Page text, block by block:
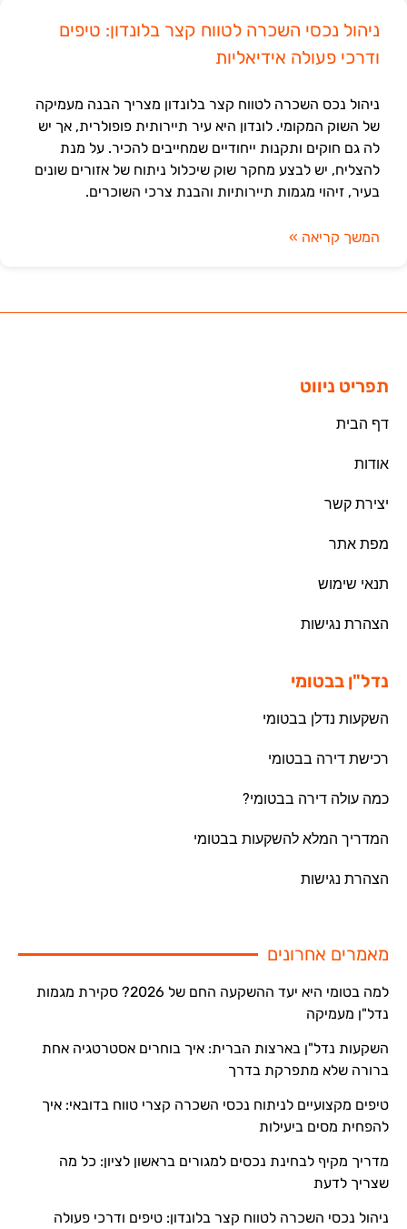
ניהול נכסי השכרה לטווח קצר בלונדון: טיפים
ודרכי פעולה אידיאליות
ניהול נכס השכרה לטווח קצר בלונדון מצריך הבנה מעמיקה
של השוק המקומי. לונדון היא עיר תיירותית פופולרית, אך יש
לה גם חוקים ותקנות ייחודיים שמחייבים להכיר. על מנת
להצליח, יש לבצע מחקר שוק שיכלול ניתוח של אזורים שונים
בעיר, זיהוי מגמות תיירותיות והבנת צרכי השוכרים.
המשך קריאה »
תפריט ניווט
דף הבית
אודות
יצירת קשר
מפת אתר
תנאי שימוש
הצהרת נגישות
נדל"ן בבטומי
השקעות נדלן בבטומי
רכישת דירה בבטומי
כמה עולה דירה בבטומי?
המדריך המלא להשקעות בבטומי
הצהרת נגישות
מאמרים אחרונים
למה בטומי היא יעד ההשקעה החם של 2026? סקירת מגמות
נדל"ן מעמיקה
השקעות נדל"ן בארצות הברית: איך בוחרים אסטרטגיה אחת
ברורה שלא מתפרקת בדרך
טיפים מקצועיים לניתוח נכסי השכרה קצרי טווח בדובאי: איך
להפחית מסים ביעילות
מדריך מקיף לבחינת נכסים למגורים בראשון לציון: כל מה
שצריך לדעת
ניהול נכסי השכרה לטווח קצר בלונדון: טיפים ודרכי פעולה